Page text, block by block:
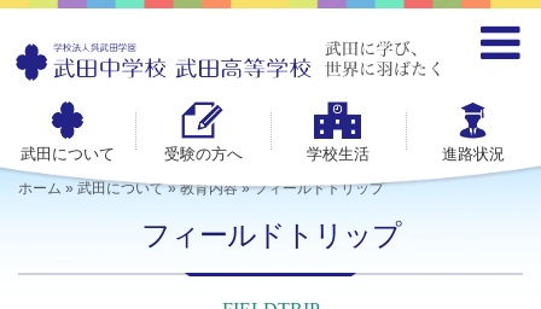
武田について 受験の方へ 学校生活 進路状況
ホーム » 武田について»教育内容»フィールドトリップ
フィールドトリップ